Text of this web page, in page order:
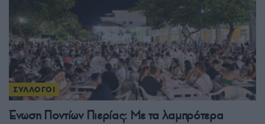
ΣΥΛΛΟΓΟΙ
Ένωση Ποντίων Πιερίας: Με τα λαμπρότερα